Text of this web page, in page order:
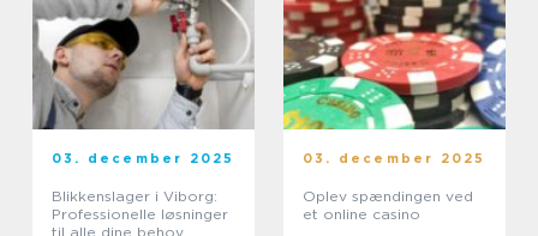
03. december 2025
Blikkenslager i Viborg:
Professionelle løsninger
til alle dine behov
03. december 2025
Oplev spændingen ved
et online casino